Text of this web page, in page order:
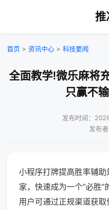
推
首页 > 资讯中心 > 科技要闻
全面教学!微乐麻将
只赢不
发布时间：
发布
小程序打牌提高胜率辅
家，快速成为一个“必胜
用户可通过正规渠道获取